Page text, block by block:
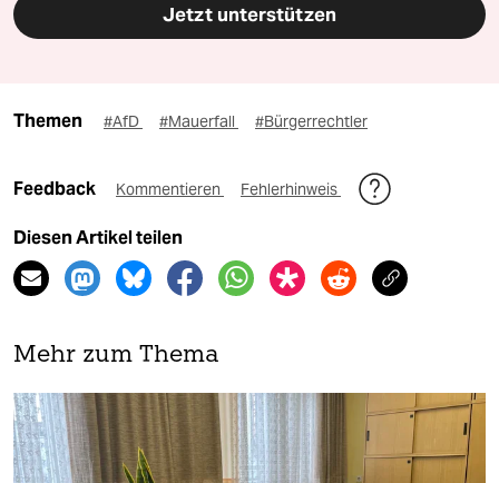
Jetzt unterstützen
Themen #AfD #Mauerfall #Bürgerrechtler
Feedback Kommentieren Fehlerhinweis
Diesen Artikel teilen
Mehr zum Thema